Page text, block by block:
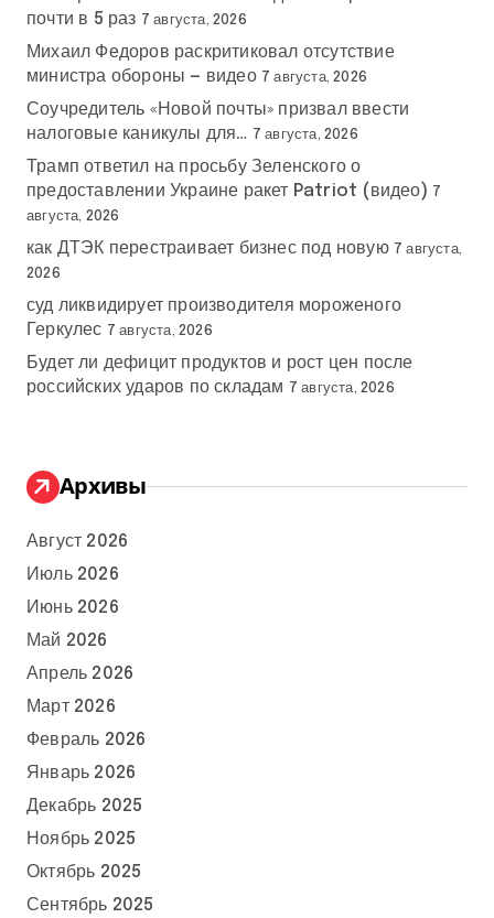
почти в 5 раз 7 августа, 2026
Михаил Федоров раскритиковал отсутствие
министра обороны — видео 7 августа, 2026
Соучредитель «Новой почты» призвал ввести
налоговые каникулы для… 7 августа, 2026
Трамп ответил на просьбу Зеленского о
предоставлении Украине ракет Patriot (видео) 7
августа, 2026
как ДТЭК перестраивает бизнес под новую 7 августа,
2026
суд ликвидирует производителя мороженого
Геркулес 7 августа, 2026
Будет ли дефицит продуктов и рост цен после
российских ударов по складам 7 августа, 2026
Архивы
Август 2026
Июль 2026
Июнь 2026
Май 2026
Апрель 2026
Март 2026
Февраль 2026
Январь 2026
Декабрь 2025
Ноябрь 2025
Октябрь 2025
Сентябрь 2025